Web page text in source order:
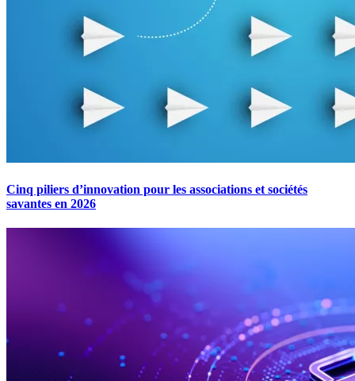
Cinq piliers d’innovation pour les associations et sociétés
savantes en 2026